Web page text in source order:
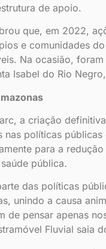
de apoio.
que, em 2022,
e comunidades
Na ocasião,
Isabel do Rio
a criação
nas políticas
para a
pública.
das políticas
unindo a causa
de pensar apenas
Fluvial saia